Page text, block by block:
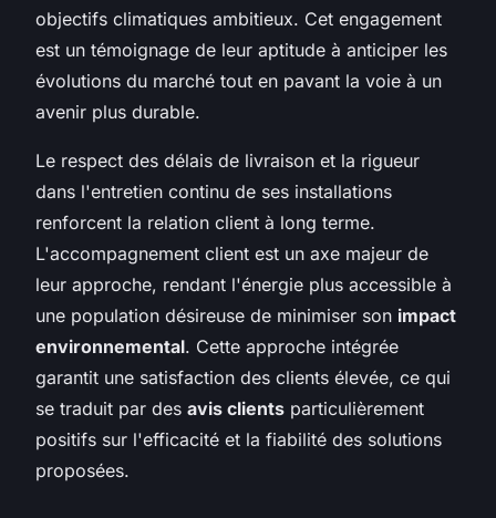
objectifs climatiques ambitieux. Cet engagement
est un témoignage de leur aptitude à anticiper les
évolutions du marché tout en pavant la voie à un
avenir plus durable.
Le respect des délais de livraison et la rigueur
dans l'entretien continu de ses installations
renforcent la relation client à long terme.
L'accompagnement client est un axe majeur de
leur approche, rendant l'énergie plus accessible à
une population désireuse de minimiser son impact
environnemental. Cette approche intégrée
garantit une satisfaction des clients élevée, ce qui
se traduit par des avis clients particulièrement
positifs sur l'efficacité et la fiabilité des solutions
proposées.